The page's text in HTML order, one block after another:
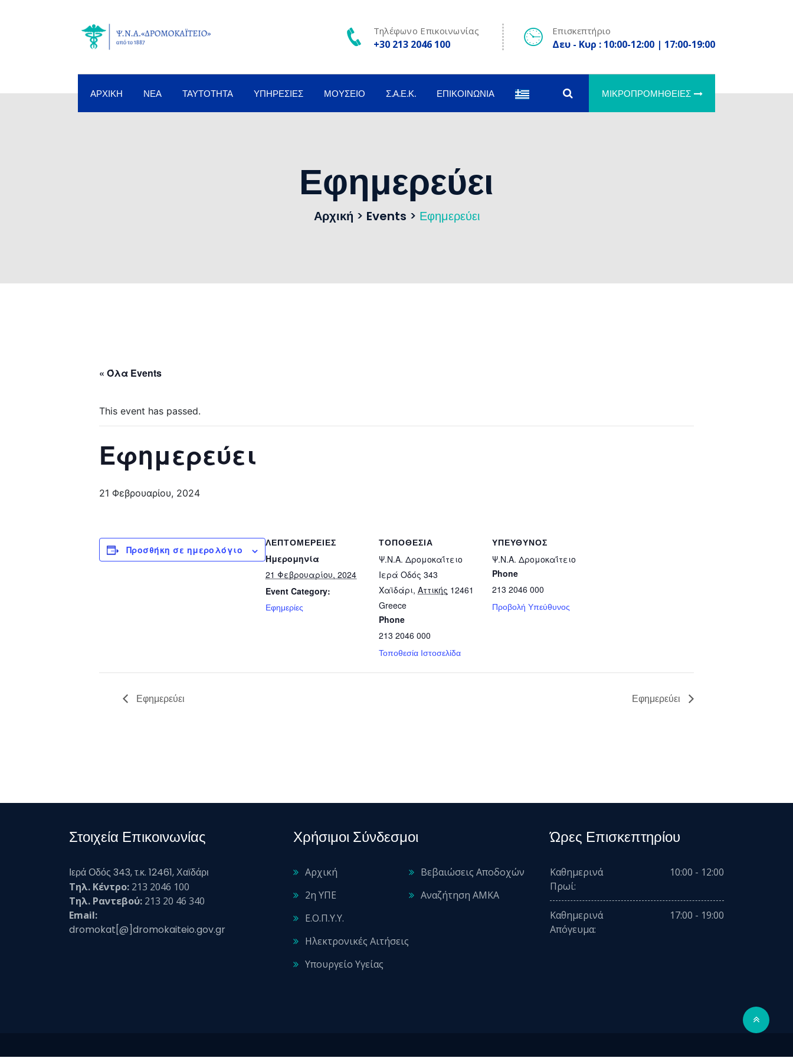
Τηλέφωνο Επικοινωνίας
+30 213 2046 100
Επισκεπτήριο
Δευ - Κυρ : 10:00-12:00 | 17:00-19:00
ΑΡΧΙΚΉ ΝΈΑ ΤΑΥΤΌΤΗΤΑ ΥΠΗΡΕΣΊΕΣ ΜΟΥΣΕΊΟ Σ.Α.Ε.Κ. ΕΠΙΚΟΙΝΩΝΊΑ ΜΙΚΡΟΠΡΟΜΉΘΕΙΕΣ
Εφημερεύει
Αρχική > Events > Εφημερεύει
« Όλα Events
This event has passed.
Εφημερεύει
21 Φεβρουαρίου, 2024
Προσθήκη σε ημερολόγιο
ΛΕΠΤΟΜΈΡΕΙΕΣ
Ημερομηνία
21 Φεβρουαρίου, 2024
Event Category:
Εφημερίες
ΤΟΠΟΘΕΣΊΑ
Ψ.Ν.Α. Δρομοκαΐτειο
Ιερά Οδός 343
Χαϊδάρι, Αττικής 12461
Greece
Phone
213 2046 000
Τοποθεσία Ιστοσελίδα
ΥΠΕΎΘΥΝΟΣ
Ψ.Ν.Α. Δρομοκαΐτειο
Phone
213 2046 000
Προβολή Υπεύθυνος
Εφημερεύει Εφημερεύει
Στοιχεία Επικοινωνίας
Ιερά Οδός 343, τ.κ. 12461, Χαϊδάρι
Τηλ. Κέντρο: 213 2046 100
Τηλ. Ραντεβού: 213 20 46 340
Email:
dromokat[@]dromokaiteio.gov.gr
Χρήσιμοι Σύνδεσμοι
Αρχική
2η ΥΠΕ
Ε.Ο.Π.Υ.Υ.
Ηλεκτρονικές Αιτήσεις
Υπουργείο Υγείας
Βεβαιώσεις Αποδοχών
Αναζήτηση ΑΜΚΑ
Ώρες Επισκεπτηρίου
Καθημερινά
Πρωί:
10:00 - 12:00
Καθημερινά
Απόγευμα:
17:00 - 19:00